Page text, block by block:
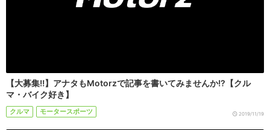
【大募集!!】アナタもMotorzで記事を書いてみませんか!?【クル
マ・バイク好き】
クルマ モータースポーツ 2019/11/19